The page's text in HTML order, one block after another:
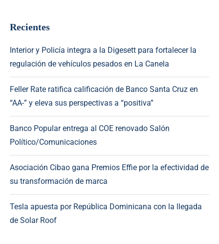
Recientes
Interior y Policía integra a la Digesett para fortalecer la
regulación de vehículos pesados en La Canela
Feller Rate ratifica calificación de Banco Santa Cruz en
“AA-” y eleva sus perspectivas a “positiva”
Banco Popular entrega al COE renovado Salón
Político/Comunicaciones
Asociación Cibao gana Premios Effie por la efectividad de
su transformación de marca
Tesla apuesta por República Dominicana con la llegada
de Solar Roof